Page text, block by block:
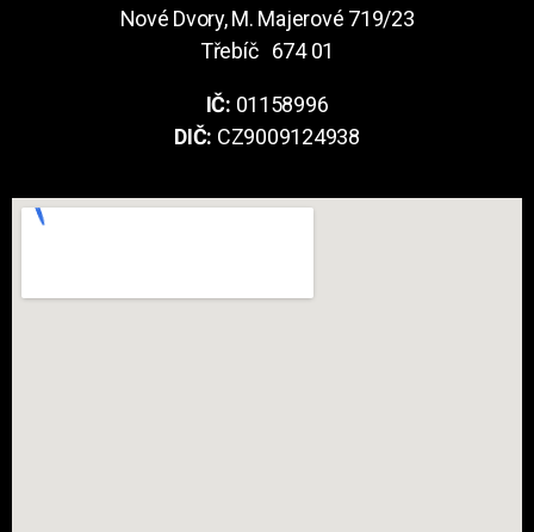
Nové Dvory, M. Majerové 719/23
Třebíč 674 01
IČ: 01158996
DIČ: CZ9009124938